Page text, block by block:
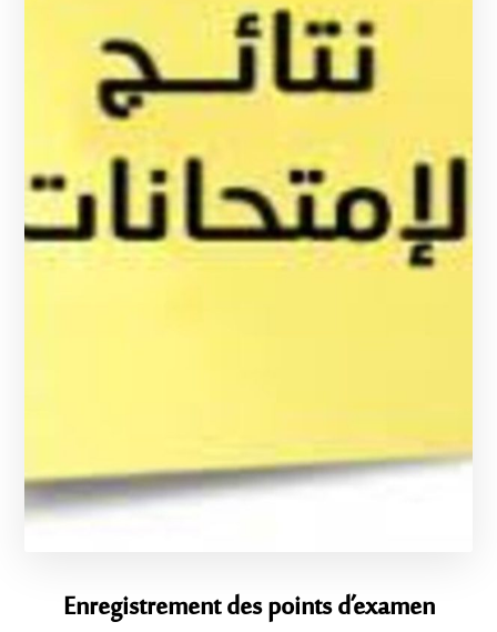
Enregistrement des points d’examen